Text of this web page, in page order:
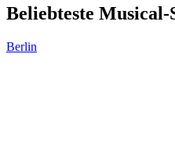
Beliebteste Musical-
Berlin